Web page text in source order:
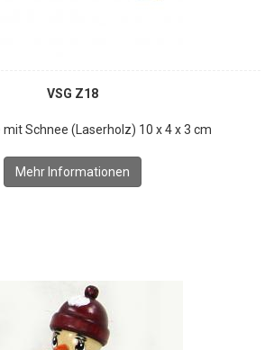
VSG Z18
mit Schnee (Laserholz) 10 x 4 x 3 cm
Mehr Informationen